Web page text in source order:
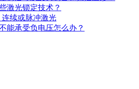
激光锁定技术？
续或脉冲激光
能承受负电压怎么办？